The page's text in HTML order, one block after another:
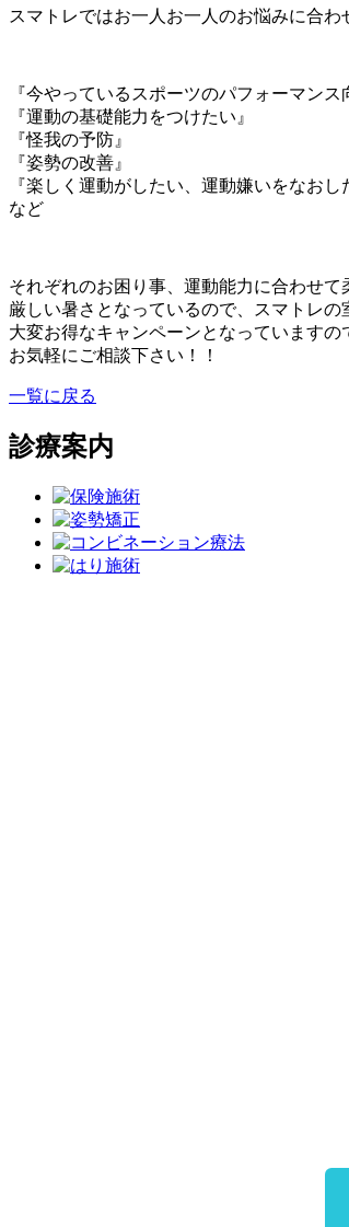
スマトレではお一人お一人のお悩みに合
『今やっているスポーツのパフォーマンス
『運動の基礎能力をつけたい』
『怪我の予防』
『姿勢の改善』
『楽しく運動がしたい、運動嫌いをなおし
など
それぞれのお困り事、運動能力に合わせ
厳しい暑さとなっているので、スマトレ
大変お得なキャンペーンとなっています
お気軽にご相談下さい！！
一覧に戻る
診療案内